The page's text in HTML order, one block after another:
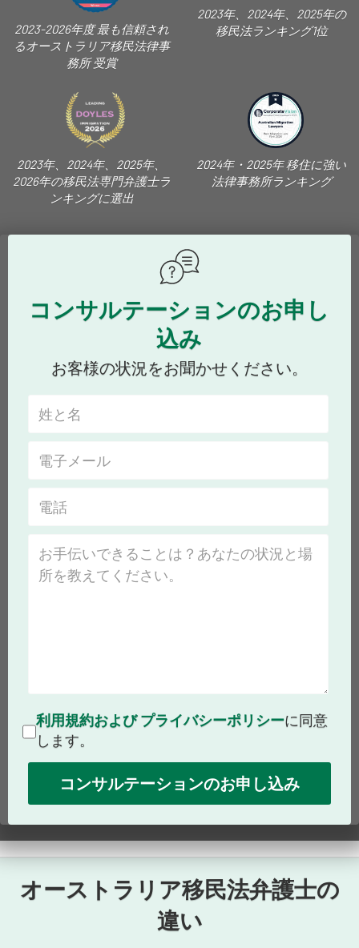
2023-2026年度 最も信頼され
るオーストラリア移民法律事
務所 受賞
2023年、2024年、2025年の
移民法ランキング1位
2023年、2024年、2025年、
2026年の移民法専門弁護士ラ
ンキングに選出
2024年・2025年 移住に強い
法律事務所ランキング
コンサルテーションのお申し
込み
お客様の状況をお聞かせください。
利用規約および プライバシーポリシーに同意
します。
オーストラリア移民法弁護士の
違い